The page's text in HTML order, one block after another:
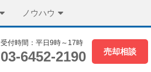
ノウハウ
受付時間：平日9時～17時
03-6452-2190 売却相談